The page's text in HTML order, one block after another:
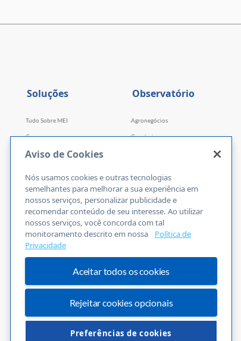
Soluções
Tudo Sobre MEI
Cursos
Cursos por WhatsApp
Faculdade Sebrae
Webinars
Empretec
PGA
Ferramentas
Observatório
Agronegócios
Comércio
Tecnologia e Startups
Aviso de Cookies
Nós usamos cookies e outras tecnologias
semelhantes para melhorar a sua experiência em
nossos serviços, personalizar publicidade e
recomendar conteúdo de seu interesse. Ao utilizar
nossos serviços, você concorda com tal
monitoramento descrito em nossa
Política de
Privacidade
Aceitar todos os cookies
Rejeitar cookies opcionais
Preferências de cookies